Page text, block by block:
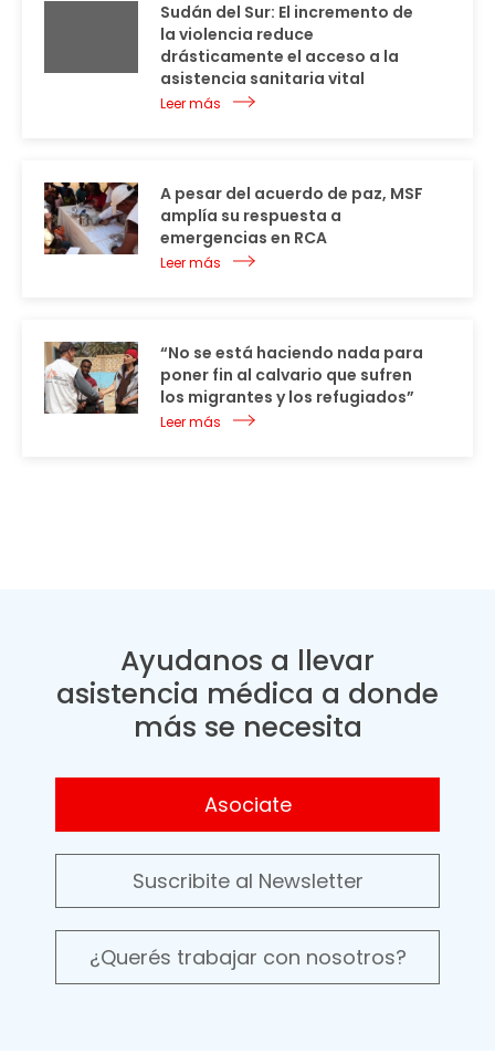
Sudán del Sur: El incremento de
la violencia reduce
drásticamente el acceso a la
asistencia sanitaria vital
Leer más
A pesar del acuerdo de paz, MSF
amplía su respuesta a
emergencias en RCA
Leer más
“No se está haciendo nada para
poner fin al calvario que sufren
los migrantes y los refugiados”
Leer más
Ayudanos a llevar
asistencia médica a donde
más se necesita
Asociate
Suscribite al Newsletter
¿Querés trabajar con nosotros?